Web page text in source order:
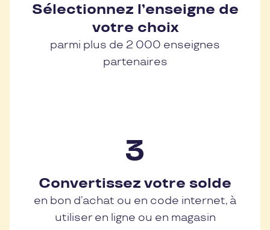
Sélectionnez l’enseigne de
votre choix
parmi plus de 2 000 enseignes
partenaires
Convertissez votre solde
en bon d’achat ou en code internet, à
utiliser en ligne ou en magasin